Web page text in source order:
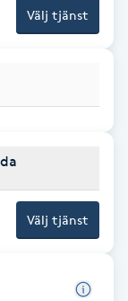
Välj tjänst
Välj tjänst